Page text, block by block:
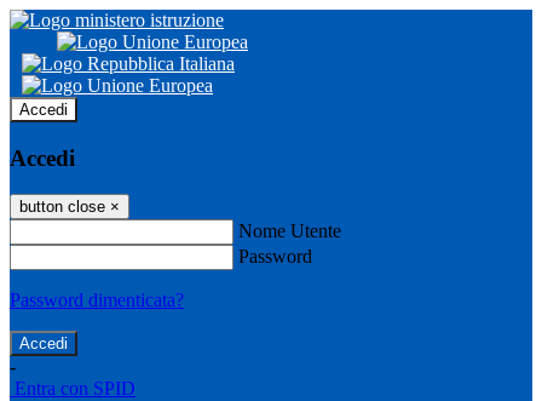
Accedi
Accedi
button close ×
Nome Utente
Password
Password dimenticata?
-
Entra con SPID